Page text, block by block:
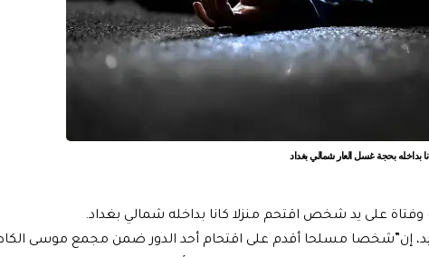
بداخله بحجة غسل العار شمالي بغداد
على يد شخص اقتحم منزلا كانا بداخله شمالي بغداد.
إن”شخصا مسلحا أقدم على اقتحام أحد الدور ضمن مجمع موسى